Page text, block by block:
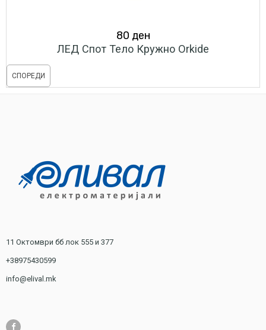
80 ден
ЛЕД Спот Тело Кружно Orkide
СПОРЕДИ
11 Октомври бб лок 555 и 377
+38975430599
info@elival.mk